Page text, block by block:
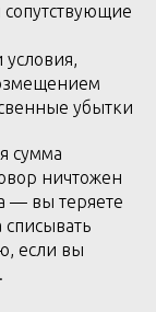
убытки
сумма
ничтожен
— вы теряете
если вы